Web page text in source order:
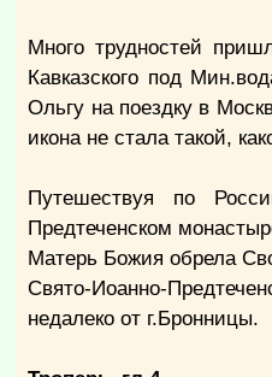
Много трудностей
Кавказского под
Ольгу на поездку в
икона не стала такой,
Путешествуя по
Предтеченском
Матерь Божия обрела
Свято-Иоанно-
недалеко от г.Бронницы.